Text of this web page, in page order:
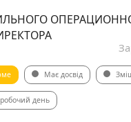
Має досвід
день